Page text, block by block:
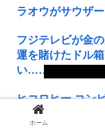
ラオウがサウザ
フジテレビが金
運を賭けたドル
い……
ヒコロヒー コン
い〟理由
ホーム